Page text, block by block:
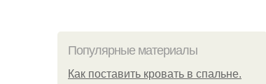
Популярные материалы
Как поставить кровать в спальне.